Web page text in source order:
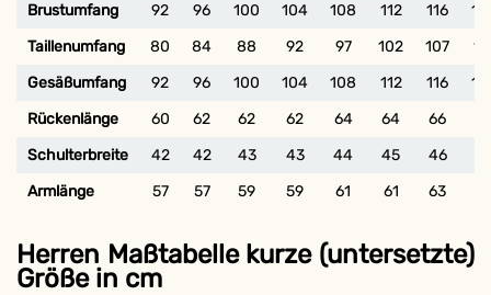
Brustumfang
92 96 100 104 108 112 116
Taillenumfang
80 84 88 92 97 102 107
Gesäßumfang
92 96 100 104 108 112 116
Rückenlänge
60 62 62 62 64 64 66
Schulterbreite
42 42 43 43 44 45 46
Armlänge
57 57 59 59 61 61 63
Herren Maßtabelle kurze (untersetzte)
Größe in cm